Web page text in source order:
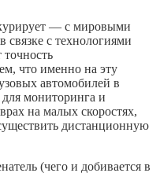
— с мировыми
с технологиями
что именно на эту
автомобилей в
мониторинга и
на малых скоростях,
дистанционную
(чего и добивается в